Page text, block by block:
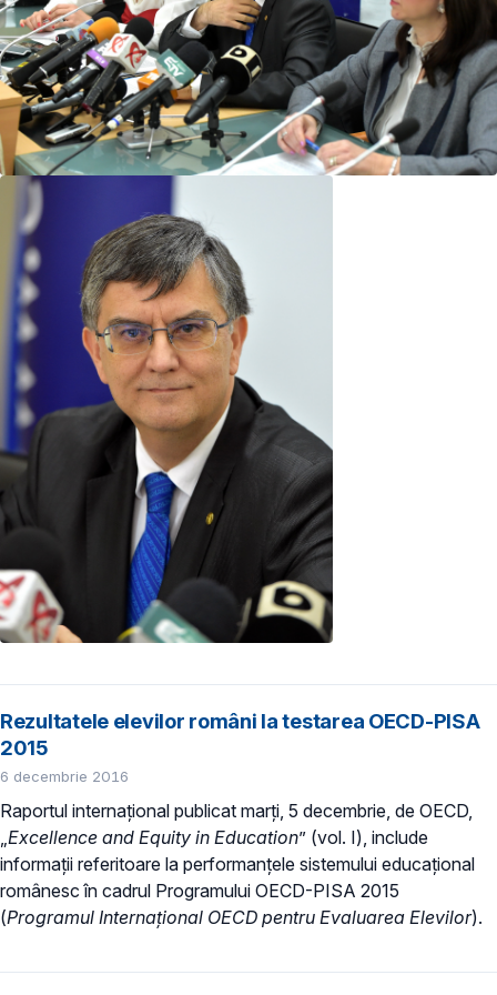
Rezultatele elevilor români la testarea OECD-PISA
2015
6 decembrie 2016
Raportul internaţional publicat marți, 5 decembrie, de OECD,
Excellence and Equity in Education” (vol. I), include
informații referitoare la performanțele sistemului educațional
românesc în cadrul Programului OECD-PISA 2015
(Programul Internaţional OECD pentru Evaluarea Elevilor).